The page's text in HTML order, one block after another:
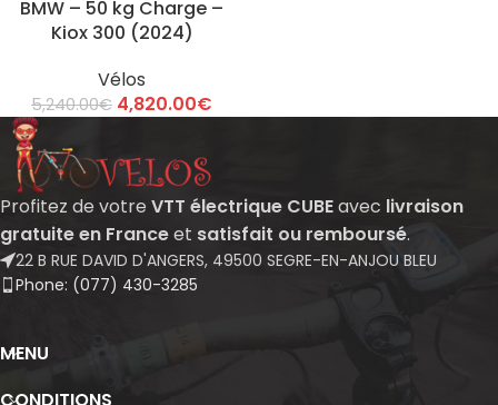
BMW – 50 kg Charge –
Kiox 300 (2024)
Vélos
5,240.00€ 4,820.00€
Profitez de votre VTT électrique CUBEavec livraison
gratuite en Franceet satisfait ou remboursé.
22 B RUE DAVID D'ANGERS, 49500 SEGRE-EN-ANJOU BLEU
Phone: (077) 430-3285
MENU
CONDITIONS